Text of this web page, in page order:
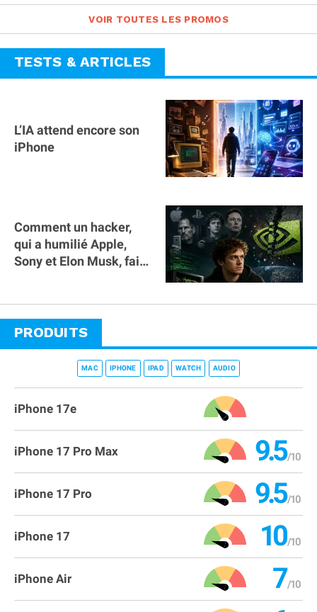
VOIR TOUTES LES PROMOS
TESTS & ARTICLES
L’IA attend encore son
iPhone
Comment un hacker,
qui a humilié Apple,
Sony et Elon Musk, fait
PRODUITS
MAC IPHONE IPAD WATCH AUDIO
iPhone 17e
iPhone 17 Pro Max 9.5
iPhone 17 Pro 9.5
iPhone 17 10
iPhone Air 7